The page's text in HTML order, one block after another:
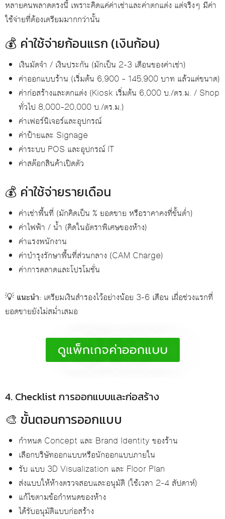
หลายคนพลาดตรงนี้ เพราะคิดแค่ค่าเช่าและค่าตกแต่ง แต่จริงๆ มีค่า
ใช้จ่ายที่ต้องเตรียมมากกว่านั้น
💰 ค่าใช้จ่ายก้อนแรก (เงินก้อน)
เงินมัดจำ / เงินประกัน (มักเป็น 2-3 เดือนของค่าเช่า)
ค่าออกแบบร้าน (เริ่มต้น 6,900 – 145,900 บาท แล้วแต่ขนาด)
ค่าก่อสร้างและตกแต่ง (Kiosk เริ่มต้น 6,000 บ./ตร.ม. / Shop
ทั่วไป 8,000–20,000 บ./ตร.ม.)
ค่าเฟอร์นิเจอร์และอุปกรณ์
ค่าป้ายและ Signage
ค่าระบบ POS และอุปกรณ์ IT
ค่าสต๊อกสินค้าเปิดตัว
💰 ค่าใช้จ่ายรายเดือน
ค่าเช่าพื้นที่ (มักคิดเป็น % ยอดขาย หรือราคาคงที่ขั้นต่ำ)
ค่าไฟฟ้า / น้ำ (คิดในอัตราพิเศษของห้าง)
ค่าแรงพนักงาน
ค่าบำรุงรักษาพื้นที่ส่วนกลาง (CAM Charge)
ค่าการตลาดและโปรโมชั่น
💡 แนะนำ: เตรียมเงินสำรองไว้อย่างน้อย 3-6 เดือน เผื่อช่วงแรกที่
ยอดขายยังไม่สม่ำเสมอ
ดูแพ็กเกจค่าออกแบบ
4. Checklist การออกแบบและก่อสร้าง
🎨 ขั้นตอนการออกแบบ
กำหนด Concept และ Brand Identity ของร้าน
เลือกบริษัทออกแบบหรือนักออกแบบภายใน
รับ แบบ 3D Visualization และ Floor Plan
ส่งแบบให้ห้างตรวจสอบและอนุมัติ (ใช้เวลา 2-4 สัปดาห์)
แก้ไขตามข้อกำหนดของห้าง
ได้รับอนุมัติแบบก่อสร้าง